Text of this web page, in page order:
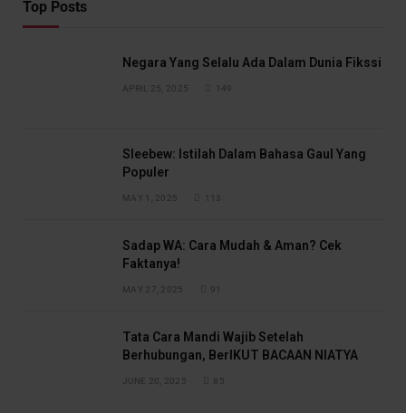
Top Posts
Negara Yang Selalu Ada Dalam Dunia Fikssi
APRIL 25, 2025 149
Sleebew: Istilah Dalam Bahasa Gaul Yang
Populer
MAY 1, 2025 113
Sadap WA: Cara Mudah & Aman? Cek
Faktanya!
MAY 27, 2025 91
Tata Cara Mandi Wajib Setelah
Berhubungan, BerIKUT BACAAN NIATYA
JUNE 20, 2025 85